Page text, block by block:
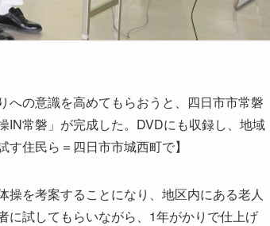
の意識を高めてもらおうと、四日市市常磐
IN常磐」が完成した。DVDにも収録し、地域
住民ら＝四日市市城西町で】
を考案することになり、地区内にある老人
に試してもらいながら、1年がかりで仕上げ